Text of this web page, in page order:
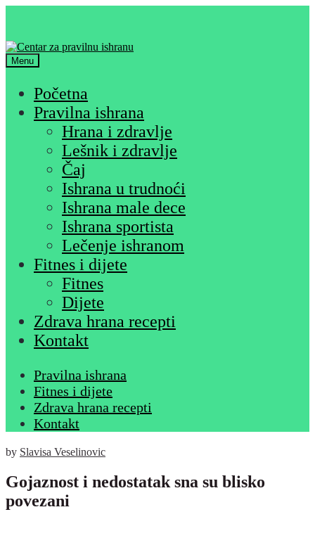
Menu
Početna
Pravilna ishrana
Hrana i zdravlje
Lešnik i zdravlje
Čaj
Ishrana u trudnoći
Ishrana male dece
Ishrana sportista
Lečenje ishranom
Fitnes i dijete
Fitnes
Dijete
Zdrava hrana recepti
Kontakt
Pravilna ishrana
Fitnes i dijete
Zdrava hrana recepti
Kontakt
by Slavisa Veselinovic
Gojaznost i nedostatak sna su blisko
povezani